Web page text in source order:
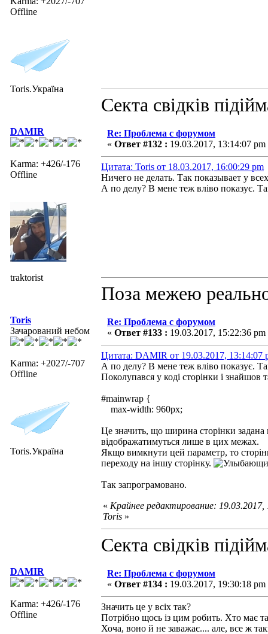
Offline
Toris.Україна
Секта свідків
DAMIR
Karma: +426/-176
Offline
traktorist
Re: Проблема с форумом
« Ответ #132 : 19.03.2017, 13:14:07 pm
Цитата: Toris от 18.03.2017, 16:00:29 pm
Ничего не делать. Так показывает у
А по делу? В мене теж вліво показує.
Поза межею
Toris
Зачарований небом
Karma: +2027/-707
Offline
Toris.Україна
Re: Проблема с форумом
« Ответ #133 : 19.03.2017, 15:22:36 pm
Цитата: DAMIR от 19.03.2017, 13:14:07
А по делу? В мене теж вліво показує.
Поколупався у коді сторінки і знайшов
#mainwrap {
max-width: 960px;
Це значить, що ширина сторінки задана
відображатимуться лише в цих межах.
Якщо вимкнути цей параметр, то
переходу на іншу сторінку.
Так запрограмовано.
« Крайнее редактирование:
Toris »
Секта свідків
DAMIR
Karma: +426/-176
Offline
Re: Проблема с форумом
« Ответ #134 : 19.03.2017, 19:30:18 pm
Значить це у всіх так?
Потрібно щось із цим робить. Хто має
Хоча, воно й не заважає.... але, все ж